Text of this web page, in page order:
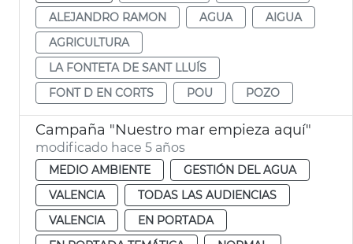
ALEJANDRO RAMON
AGUA
AIGUA
AGRICULTURA
LA FONTETA DE SANT LLUÍS
FONT D EN CORTS
POU POZO
Campaña "Nuestro mar empieza aquí"
modificado hace 5 años
MEDIO AMBIENTE
GESTIÓN DEL AGUA
VALENCIA
TODAS LAS AUDIENCIAS
VALENCIA
EN PORTADA